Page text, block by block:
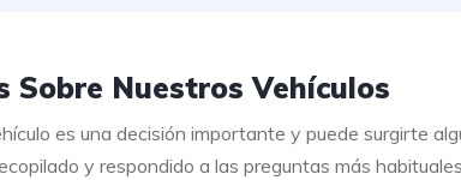
Sobre Nuestros Vehículos
es una decisión importante y puede surgirte
y respondido a las preguntas más